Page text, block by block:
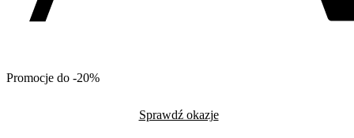
Promocje do -20%
Sprawdź okazje